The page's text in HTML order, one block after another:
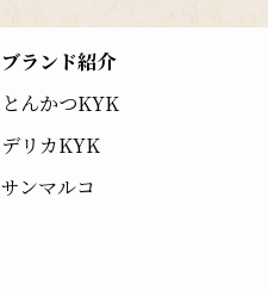
ブランド紹介
とんかつKYK
デリカKYK
サンマルコ